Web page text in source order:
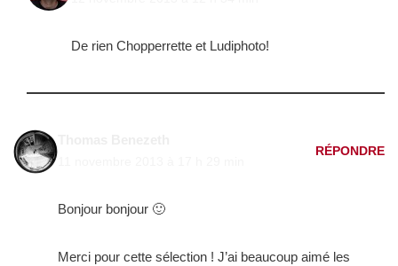
De rien Chopperrette et Ludiphoto!
RÉPONDRE
Bonjour bonjour 🙂
Merci pour cette sélection ! J’ai beaucoup aimé les